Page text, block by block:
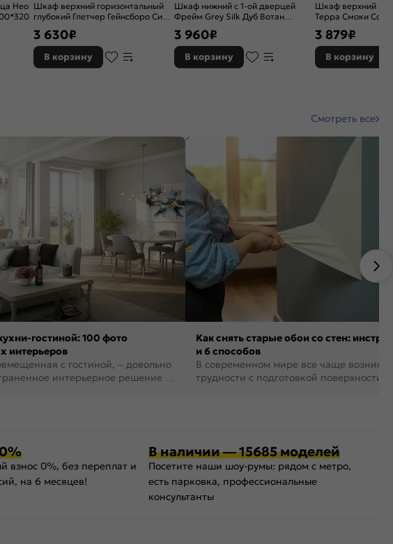
Нео Шкаф верхний горизонтальный
глубокий Глетчер Гейнсборо Силк
3 630₽
В корзину
Шкаф нижний с 1-ой дверцей
Фрейм Grey Silk Дуб Вотан
3 960₽
В корзину
Шкаф верхний
Терра Смоки
3 879₽
В корзину
Смотреть все
гостиной: 100 фото
интерьеров
с гостиной, – довольно
интерьерное решение в
Как снять старые обои со стен:
и 6 способов
В современном мире все чаще
трудности с подготовкой поверхности
взнос 0%, без переплат и
на 6 месяцев!
В наличии — 15685 моделей
Посетите наши шоу-румы: рядом с метро,
есть парковка, профессиональные
консультанты